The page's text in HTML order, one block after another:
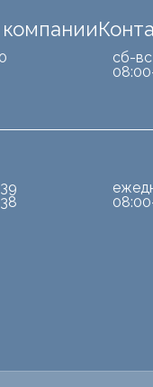
сб-